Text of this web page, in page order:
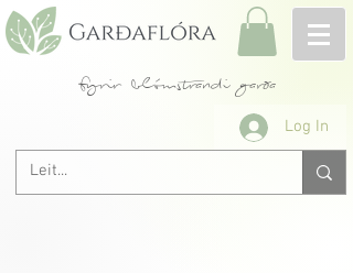
fyrir blómstrandi garða
Log In